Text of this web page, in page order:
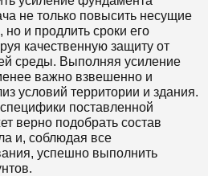
не только повысить несущие
но и продлить сроки его
качественную защиту от
среды. Выполняя усиление
важно взвешенно и
условий территории и здания.
поставленной
верно подобрать состав
и, соблюдая все
успешно выполнить